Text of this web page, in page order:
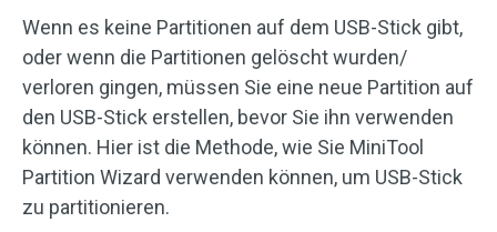
Wenn es keine Partitionen auf dem USB-Stick gibt,
oder wenn die Partitionen gelöscht wurden/
verloren gingen, müssen Sie eine neue Partition auf
den USB-Stick erstellen, bevor Sie ihn verwenden
können. Hier ist die Methode, wie Sie MiniTool
Partition Wizard verwenden können, um USB-Stick
zu partitionieren.